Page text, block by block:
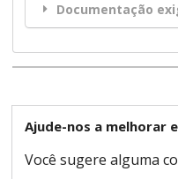
Documentação
Ajude-nos a melhorar
Você sugere alguma